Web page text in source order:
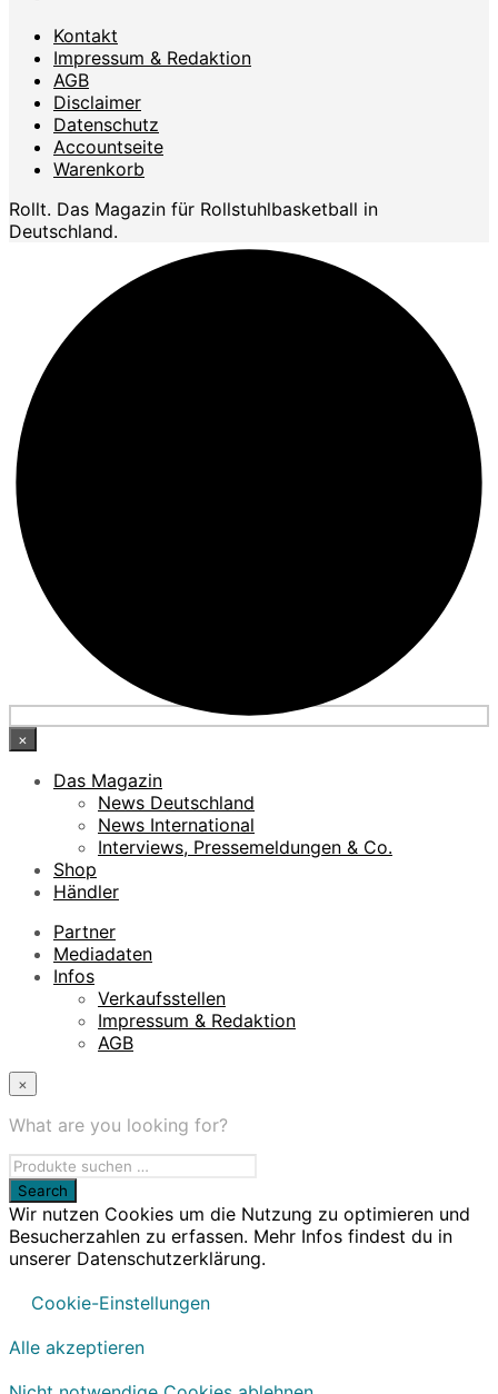
Kontakt
Impressum & Redaktion
AGB
Disclaimer
Datenschutz
Accountseite
Warenkorb
Rollt. Das Magazin für Rollstuhlbasketball in
Deutschland.
×
Das Magazin
News Deutschland
News International
Interviews, Pressemeldungen & Co.
Shop
Händler
Partner
Mediadaten
Infos
Verkaufsstellen
Impressum & Redaktion
AGB
×
What are you looking for?
Wir nutzen Cookies um die Nutzung zu optimieren und
Besucherzahlen zu erfassen. Mehr Infos findest du in
unserer Datenschutzerklärung.
Cookie-Einstellungen
Alle akzeptieren